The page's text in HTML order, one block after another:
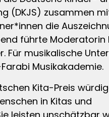
(DKJS) zusammen
die
führte Moderatorin
Für musikalische
Musikakademie.
Kita-Preis
in Kitas und